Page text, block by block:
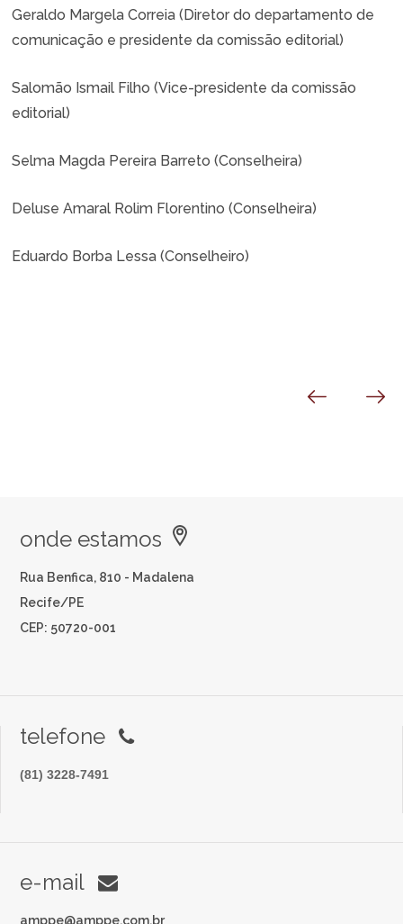
Geraldo Margela Correia (Diretor do departamento de
comunicação e presidente da comissão editorial)
Salomão Ismail Filho (Vice-presidente da comissão
editorial)
Selma Magda Pereira Barreto (Conselheira)
Deluse Amaral Rolim Florentino (Conselheira)
Eduardo Borba Lessa (Conselheiro)
onde estamos
Rua Benfica, 810 - Madalena
Recife/PE
CEP: 50720-001
telefone
(81) 3228-7491
e-mail
amppe@amppe.com.br